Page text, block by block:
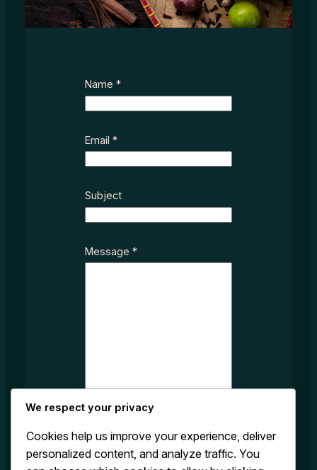
Name *
Email *
N
e
S
Subject
Message *
Submit
We respect your privacy
Cookies help us improve your experience, deliver
personalized content, and analyze traffic. You